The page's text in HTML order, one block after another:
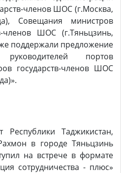
членов ШОС (г.Москва,
Совещания министров
членов ШОС (г.Тяньцзинь,
поддержали предложение
портов
государств-членов ШОС
Республики Таджикистан,
в городе Тяньцзинь
на встрече в формате
сотрудничества - плюс»